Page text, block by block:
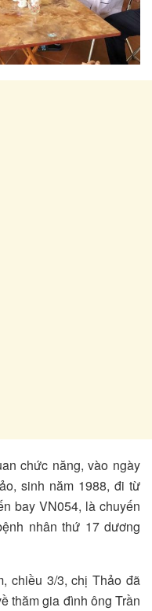
chức năng, vào ngày
sinh năm 1988, đi từ
bay VN054, là chuyến
nhân thứ 17 dương
chiều 3/3, chị Thảo đã
thăm gia đình ông Trần